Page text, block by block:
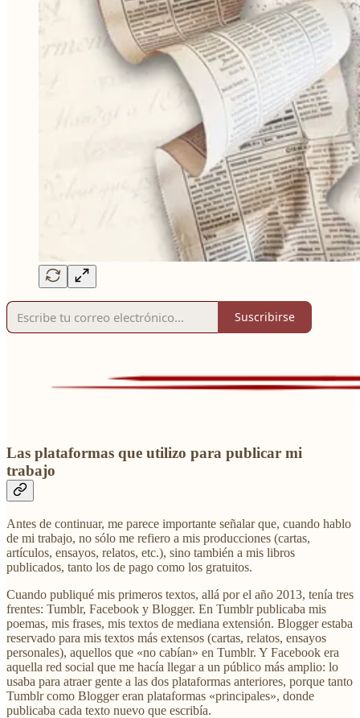
Suscribirse
Las plataformas que utilizo para publicar mi
trabajo
Antes de continuar, me parece importante señalar que, cuando hablo
de mi trabajo, no sólo me refiero a mis producciones (cartas,
artículos, ensayos, relatos, etc.), sino también a mis libros
publicados, tanto los de pago como los gratuitos.
Cuando publiqué mis primeros textos, allá por el año 2013, tenía tres
frentes: Tumblr, Facebook y Blogger. En Tumblr publicaba mis
poemas, mis frases, mis textos de mediana extensión. Blogger estaba
reservado para mis textos más extensos (cartas, relatos, ensayos
personales), aquellos que «no cabían» en Tumblr. Y Facebook era
aquella red social que me hacía llegar a un público más amplio: lo
usaba para atraer gente a las dos plataformas anteriores, porque tanto
Tumblr como Blogger eran plataformas «principales», donde
publicaba cada texto nuevo que escribía.